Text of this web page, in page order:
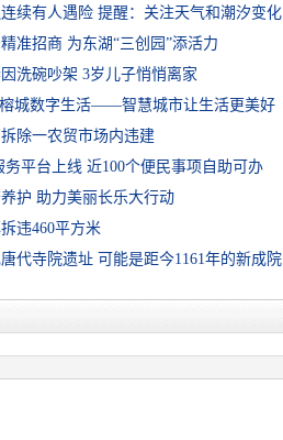
续有人遇险 提醒：关注天气和潮汐变化
准招商 为东湖“三创园”添活力
洗碗吵架 3岁儿子悄悄离家
城数字生活——智慧城市让生活更美好
除一农贸市场内违建
务平台上线 近100个便民事项自助可办
护 助力美丽长乐大行动
违460平方米
代寺院遗址 可能是距今1161年的新成院